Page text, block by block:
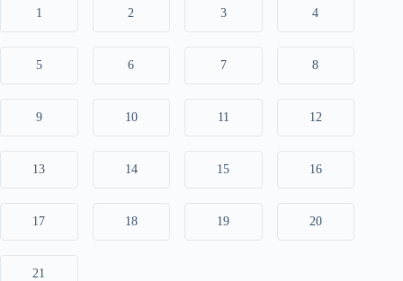
1 2 3 4
5 6 7 8
9 10 11 12
13 14 15 16
17 18 19 20
21